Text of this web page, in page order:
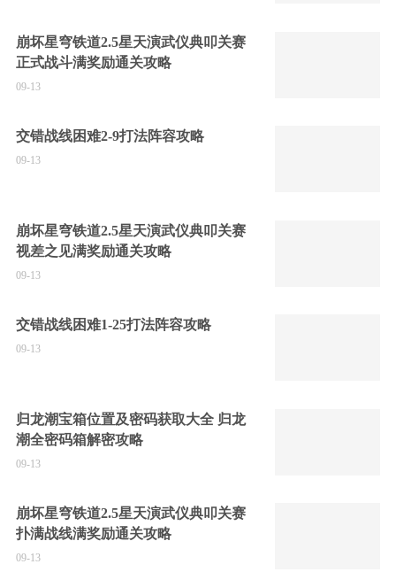
崩坏星穹铁道2.5星天演武仪典叩关赛
正式战斗满奖励通关攻略
09-13
交错战线困难2-9打法阵容攻略
09-13
崩坏星穹铁道2.5星天演武仪典叩关赛
视差之见满奖励通关攻略
09-13
交错战线困难1-25打法阵容攻略
09-13
归龙潮宝箱位置及密码获取大全 归龙
潮全密码箱解密攻略
09-13
崩坏星穹铁道2.5星天演武仪典叩关赛
扑满战线满奖励通关攻略
09-13